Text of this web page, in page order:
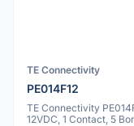
TE Connectivity
PE014F12
TE Connectivity
12VDC, 1 Contact, 5